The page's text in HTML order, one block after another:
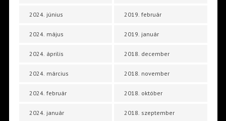
2024. június
2024. május
2024. április
2024. március
2024. február
2024. január
2019. február
2019. január
2018. december
2018. november
2018. október
2018. szeptember